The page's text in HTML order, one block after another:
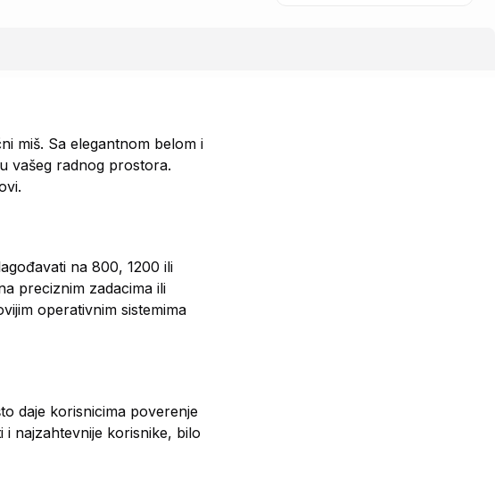
miš. Sa elegantnom belom i
vašeg radnog prostora.
na 800, 1200 ili
preciznim zadacima ili
operativnim sistemima
daje korisnicima poverenje
najzahtevnije korisnike, bilo